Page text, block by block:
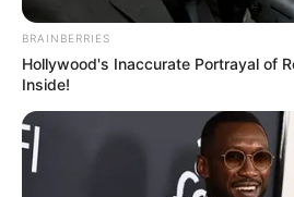
BRAINBERRIES
Hollywood's Inaccurate Portrayal of
Inside!